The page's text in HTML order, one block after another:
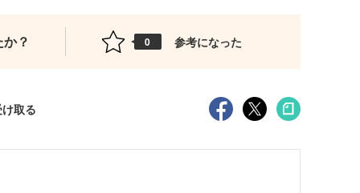
？ 0 参考になった
取る